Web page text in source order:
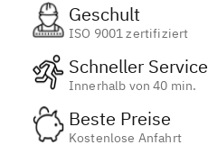
Geschult
ISO 9001 zertifiziert
Schneller Service
Innerhalb von 40 min.
Beste Preise
Kostenlose Anfahrt